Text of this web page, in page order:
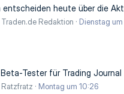
entscheiden heute über die
Redaktion
Dienstag um
Tester für Trading Journal
Montag um 10:26